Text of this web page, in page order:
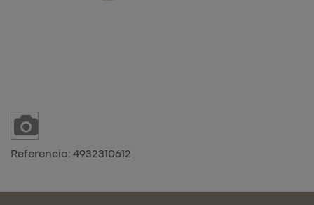
Referencia: 4932310612